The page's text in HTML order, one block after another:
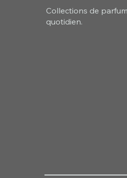
Collections de
quotidien.